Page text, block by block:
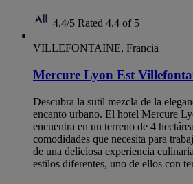
4,4/5 Rated 4,4 of 5
VILLEFONTAINE, Francia
Mercure Lyon Est
Descubra la sutil mezcla de la
encanto urbano. El hotel Mercure
encuentra en un terreno de 4
comodidades que necesita para
de una deliciosa experiencia
estilos diferentes, uno de ellos con